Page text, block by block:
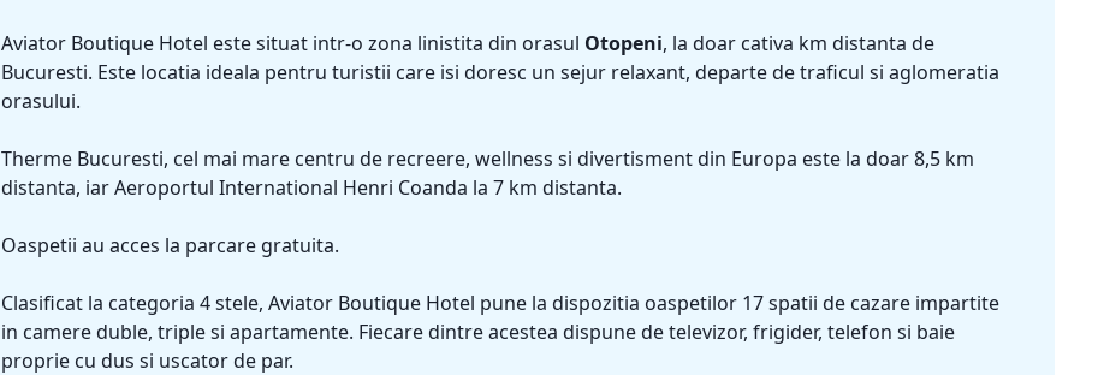
Aviator Boutique Hotel este situat intr-o zona linistita din orasul Otopeni, la doar cativa km distanta de
Bucuresti. Este locatia ideala pentru turistii care isi doresc un sejur relaxant, departe de traficul si aglomeratia
orasului.
Therme Bucuresti, cel mai mare centru de recreere, wellness si divertisment din Europa este la doar 8,5 km
distanta, iar Aeroportul International Henri Coanda la 7 km distanta.
Oaspetii au acces la parcare gratuita.
Clasificat la categoria 4 stele, Aviator Boutique Hotel pune la dispozitia oaspetilor 17 spatii de cazare impartite
in camere duble, triple si apartamente. Fiecare dintre acestea dispune de televizor, frigider, telefon si baie
proprie cu dus si uscator de par.